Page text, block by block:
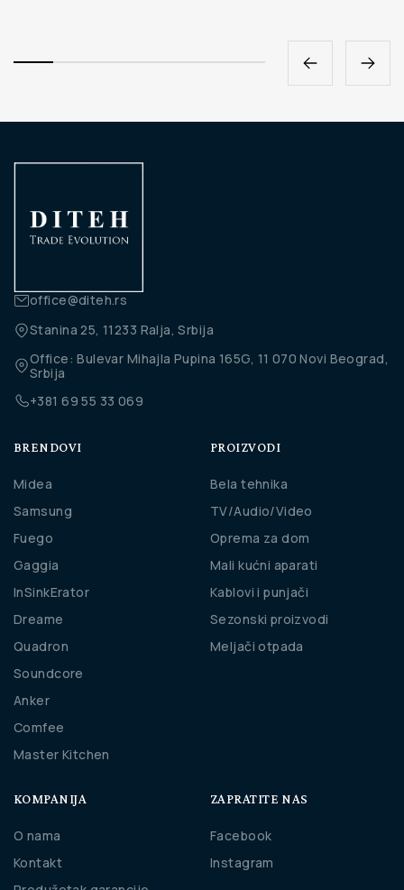
office@diteh.rs
Stanina 25, 11233 Ralja, Srbija
Office: Bulevar Mihajla Pupina 165G, 11 070 Novi Beograd,
Srbija
+381 69 55 33 069
BRENDOVI
Midea
Samsung
Fuego
Gaggia
InSinkErator
Dreame
Quadron
Soundcore
Anker
Comfee
Master Kitchen
PROIZVODI
Bela tehnika
TV/Audio/Video
Oprema za dom
Mali kućni aparati
Kablovi i punjači
Sezonski proizvodi
Meljači otpada
KOMPANIJA
O nama
Kontakt
ZAPRATITE NAS
Facebook
Instagram